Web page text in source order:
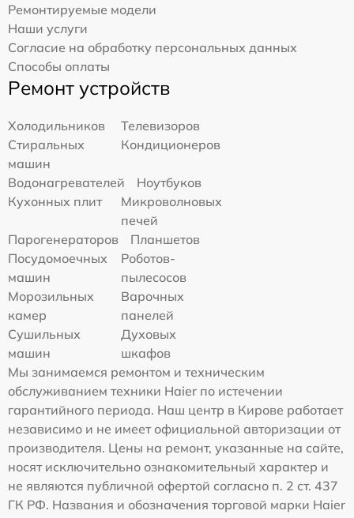
Ремонтируемые модели
Наши услуги
Согласие на обработку персональных данных
Способы оплаты
Ремонт устройств
Холодильников
Телевизоров
Стиральных
машин
Кондиционеров
Водонагревателей
Ноутбуков
Кухонных плит
Микроволновых
печей
Парогенераторов
Планшетов
Посудомоечных
машин
Роботов-
пылесосов
Морозильных
камер
Варочных
панелей
Сушильных
машин
Духовых
шкафов
Мы занимаемся ремонтом и техническим
обслуживанием техники Haier по истечении
гарантийного периода. Наш центр в Кирове работает
независимо и не имеет официальной авторизации от
производителя. Цены на ремонт, указанные на сайте,
носят исключительно ознакомительный характер и
не являются публичной офертой согласно п. 2 ст. 437
ГК РФ. Названия и обозначения торговой марки Haier